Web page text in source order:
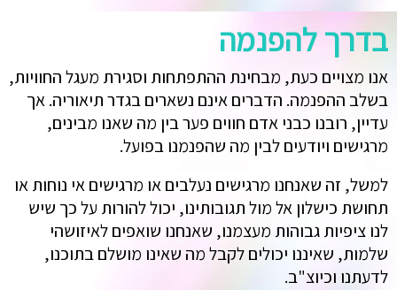
בדרך להפנמה
אנו מצויים כעת, מבחינת ההתפתחות וסגירת מעגל החוויות,
בשלב ההפנמה. הדברים אינם נשארים בגדר תיאוריה. אך
עדיין, רובנו כבני אדם חווים פער בין מה שאנו מבינים,
מרגישים ויודעים לבין מה שהפנמנו בפועל.
למשל, זה שאנחנו מרגישים נעלבים או מרגישים אי נוחות או
תחושת כישלון אל מול תגובותינו, יכול להורות על כך שיש
לנו ציפיות גבוהות מעצמנו, שאנחנו שואפים לאיזושהי
שלמות, שאיננו יכולים לקבל מה שאינו מושלם בתוכנו,
לדעתנו וכיוצ"ב.